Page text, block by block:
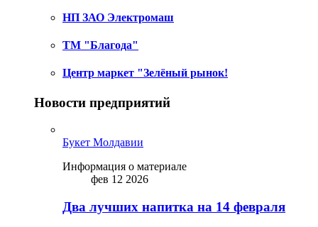
НП ЗАО Электромаш
ТМ "Благода"
Центр маркет "Зелёный рынок!
Новости предприятий
Букет Молдавии
Информация о материале
фев 12 2026
Два лучших напитка на 14 февраля